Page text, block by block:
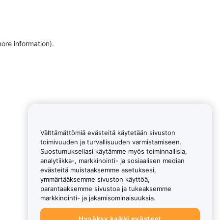
information).
Välttämättömiä evästeitä käytetään sivuston
toimivuuden ja turvallisuuden varmistamiseen.
Suostumuksellasi käytämme myös toiminnallisia,
analytiikka-, markkinointi- ja sosiaalisen median
evästeitä muistaaksemme asetuksesi,
ymmärtääksemme sivuston käyttöä,
parantaaksemme sivustoa ja tukeaksemme
markkinointi- ja jakamisominaisuuksia.